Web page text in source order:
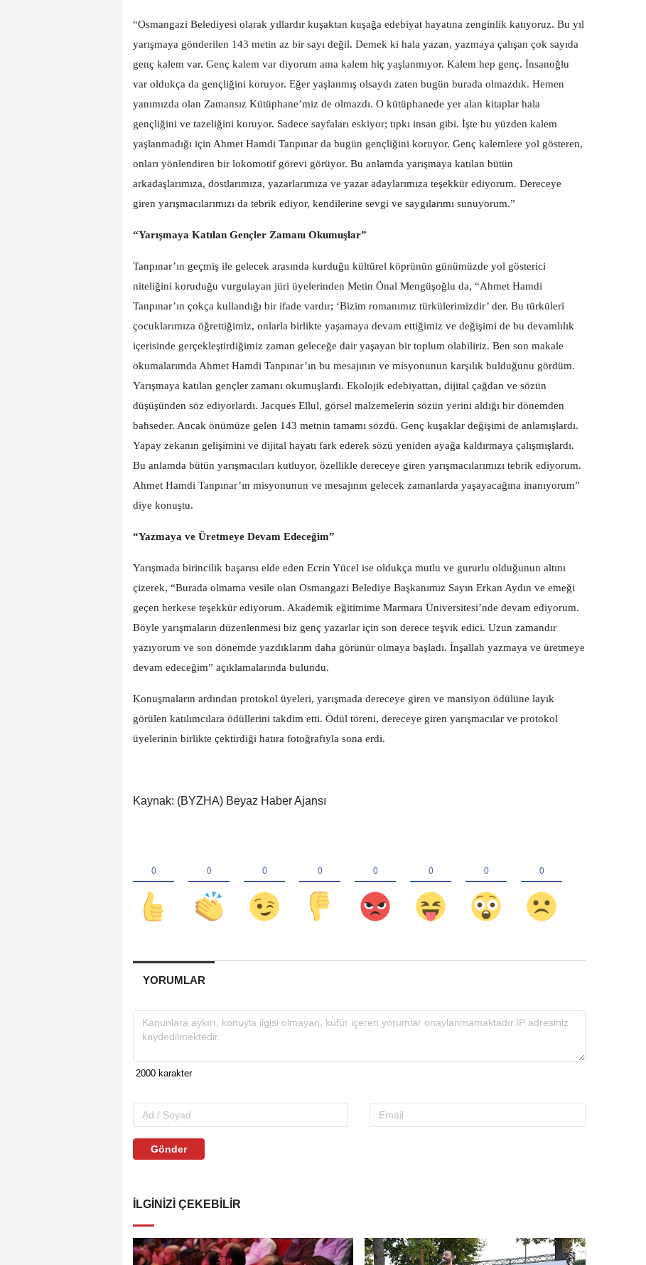
“Osmangazi Belediyesi olarak yıllardır kuşaktan kuşağa edebiyat hayatına zenginlik katıyoruz. Bu yıl
yarışmaya gönderilen 143 metin az bir sayı değil. Demek ki hala yazan, yazmaya çalışan çok sayıda
genç kalem var. Genç kalem var diyorum ama kalem hiç yaşlanmıyor. Kalem hep genç. İnsanoğlu
var oldukça da gençliğini koruyor. Eğer yaşlanmış olsaydı zaten bugün burada olmazdık. Hemen
yanımızda olan Zamansız Kütüphane’miz de olmazdı. O kütüphanede yer alan kitaplar hala
gençliğini ve tazeliğini koruyor. Sadece sayfaları eskiyor; tıpkı insan gibi. İşte bu yüzden kalem
yaşlanmadığı için Ahmet Hamdi Tanpınar da bugün gençliğini koruyor. Genç kalemlere yol gösteren,
onları yönlendiren bir lokomotif görevi görüyor. Bu anlamda yarışmaya katılan bütün
arkadaşlarımıza, dostlarımıza, yazarlarımıza ve yazar adaylarımıza teşekkür ediyorum. Dereceye
giren yarışmacılarımızı da tebrik ediyor, kendilerine sevgi ve saygılarımı sunuyorum.”
“Yarışmaya Katılan Gençler Zamanı Okumuşlar”
Tanpınar’ın geçmiş ile gelecek arasında kurduğu kültürel köprünün günümüzde yol gösterici
niteliğini koruduğu vurgulayan jüri üyelerinden Metin Önal Mengüşoğlu da, “Ahmet Hamdi
Tanpınar’ın çokça kullandığı bir ifade vardır; ‘Bizim romanımız türkülerimizdir’ der. Bu türküleri
çocuklarımıza öğrettiğimiz, onlarla birlikte yaşamaya devam ettiğimiz ve değişimi de bu devamlılık
içerisinde gerçekleştirdiğimiz zaman geleceğe dair yaşayan bir toplum olabiliriz. Ben son makale
okumalarımda Ahmet Hamdi Tanpınar’ın bu mesajının ve misyonunun karşılık bulduğunu gördüm.
Yarışmaya katılan gençler zamanı okumuşlardı. Ekolojik edebiyattan, dijital çağdan ve sözün
düşüşünden söz ediyorlardı. Jacques Ellul, görsel malzemelerin sözün yerini aldığı bir dönemden
bahseder. Ancak önümüze gelen 143 metnin tamamı sözdü. Genç kuşaklar değişimi de anlamışlardı.
Yapay zekanın gelişimini ve dijital hayatı fark ederek sözü yeniden ayağa kaldırmaya çalışmışlardı.
Bu anlamda bütün yarışmacıları kutluyor, özellikle dereceye giren yarışmacılarımızı tebrik ediyorum.
Ahmet Hamdi Tanpınar’ın misyonunun ve mesajının gelecek zamanlarda yaşayacağına inanıyorum”
diye konuştu.
“Yazmaya ve Üretmeye Devam Edeceğim”
Yarışmada birincilik başarısı elde eden Ecrin Yücel ise oldukça mutlu ve gururlu olduğunun altını
çizerek, “Burada olmama vesile olan Osmangazi Belediye Başkanımız Sayın Erkan Aydın ve emeği
geçen herkese teşekkür ediyorum. Akademik eğitimime Marmara Üniversitesi’nde devam ediyorum.
Böyle yarışmaların düzenlenmesi biz genç yazarlar için son derece teşvik edici. Uzun zamandır
yazıyorum ve son dönemde yazdıklarım daha görünür olmaya başladı. İnşallah yazmaya ve üretmeye
devam edeceğim” açıklamalarında bulundu.
Konuşmaların ardından protokol üyeleri, yarışmada dereceye giren ve mansiyon ödülüne layık
görülen katılımcılara ödüllerini takdim etti. Ödül töreni, dereceye giren yarışmacılar ve protokol
üyelerinin birlikte çektirdiği hatıra fotoğrafıyla sona erdi.
Kaynak: (BYZHA) Beyaz Haber Ajansı
YORUMLAR
Gönder
İLGINIZI ÇEKEBILIR